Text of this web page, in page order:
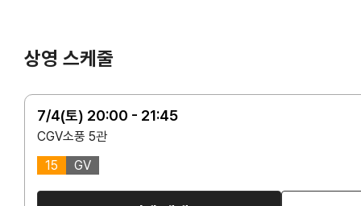
상영 스케줄
7/4(토) 20:00 - 21:45
CGV소풍 5관
15
GV